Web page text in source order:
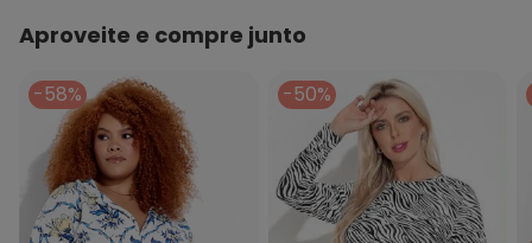
Aproveite e compre junto
-58% -50%